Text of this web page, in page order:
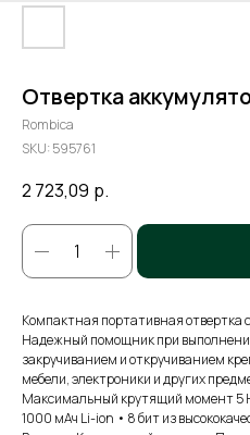
Отвертка
Rombica
SKU: 595761
2 723,09 р.
Компактная портативная отвертка
Надежный помощник при
закручиванием и откручиванием
мебели, электроники и других
Максимальный крутящий момент 5
1000 мАч Li-ion • 8 бит из